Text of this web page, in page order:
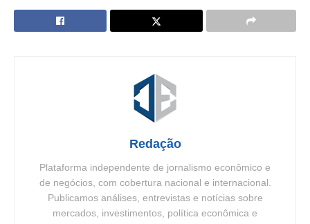
Redação
Plataforma independente de jornalismo econômico e
de negócios, com cobertura nacional e internacional.
Publicamos análises, entrevistas e notícias sobre
mercados, investimentos, política econômica e